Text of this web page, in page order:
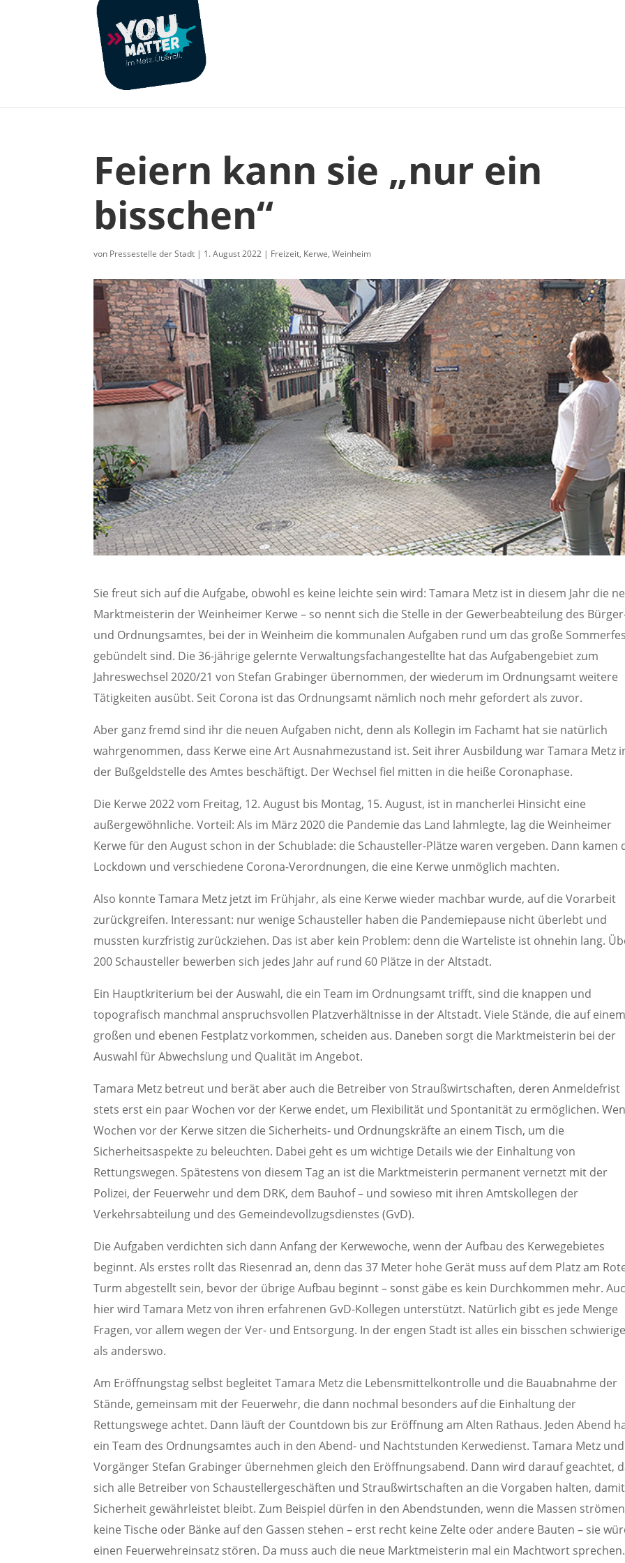
Feiern kann sie „nur ein
bisschen“
von Pressestelle der Stadt | 1. August 2022 | Freizeit, Kerwe,Weinheim
Sie freut sich auf die Aufgabe, obwohl es keine leichte sein wird: Tamara Metz ist in diesem Jahr die
Marktmeisterin der Weinheimer Kerwe – so nennt sich die Stelle in der Gewerbeabteilung des
und Ordnungsamtes, bei der in Weinheim die kommunalen Aufgaben rund um das große
gebündelt sind. Die 36-jährige gelernte Verwaltungsfachangestellte hat das Aufgabengebiet zum
Jahreswechsel 2020/21 von Stefan Grabinger übernommen, der wiederum im Ordnungsamt weitere
Tätigkeiten ausübt. Seit Corona ist das Ordnungsamt nämlich noch mehr gefordert als zuvor.
Aber ganz fremd sind ihr die neuen Aufgaben nicht, denn als Kollegin im Fachamt hat sie natürlich
wahrgenommen, dass Kerwe eine Art Ausnahmezustand ist. Seit ihrer Ausbildung war Tamara Metz
der Bußgeldstelle des Amtes beschäftigt. Der Wechsel fiel mitten in die heiße Coronaphase.
Die Kerwe 2022 vom Freitag, 12. August bis Montag, 15. August, ist in mancherlei Hinsicht eine
außergewöhnliche. Vorteil: Als im März 2020 die Pandemie das Land lahmlegte, lag die Weinheimer
Kerwe für den August schon in der Schublade: die Schausteller-Plätze waren vergeben. Dann kamen
Lockdown und verschiedene Corona-Verordnungen, die eine Kerwe unmöglich machten.
Also konnte Tamara Metz jetzt im Frühjahr, als eine Kerwe wieder machbar wurde, auf die Vorarbeit
zurückgreifen. Interessant: nur wenige Schausteller haben die Pandemiepause nicht überlebt und
mussten kurzfristig zurückziehen. Das ist aber kein Problem: denn die Warteliste ist ohnehin lang.
200 Schausteller bewerben sich jedes Jahr auf rund 60 Plätze in der Altstadt.
Ein Hauptkriterium bei der Auswahl, die ein Team im Ordnungsamt trifft, sind die knappen und
topografisch manchmal anspruchsvollen Platzverhältnisse in der Altstadt. Viele Stände, die auf einem
großen und ebenen Festplatz vorkommen, scheiden aus. Daneben sorgt die Marktmeisterin bei der
Auswahl für Abwechslung und Qualität im Angebot.
Tamara Metz betreut und berät aber auch die Betreiber von Straußwirtschaften, deren Anmeldefrist
stets erst ein paar Wochen vor der Kerwe endet, um Flexibilität und Spontanität zu ermöglichen.
Wochen vor der Kerwe sitzen die Sicherheits- und Ordnungskräfte an einem Tisch, um die
Sicherheitsaspekte zu beleuchten. Dabei geht es um wichtige Details wie der Einhaltung von
Rettungswegen. Spätestens von diesem Tag an ist die Marktmeisterin permanent vernetzt mit der
Polizei, der Feuerwehr und dem DRK, dem Bauhof – und sowieso mit ihren Amtskollegen der
Verkehrsabteilung und des Gemeindevollzugsdienstes (GvD).
Die Aufgaben verdichten sich dann Anfang der Kerwewoche, wenn der Aufbau des Kerwegebietes
beginnt. Als erstes rollt das Riesenrad an, denn das 37 Meter hohe Gerät muss auf dem Platz am
Turm abgestellt sein, bevor der übrige Aufbau beginnt – sonst gäbe es kein Durchkommen mehr.
hier wird Tamara Metz von ihren erfahrenen GvD-Kollegen unterstützt. Natürlich gibt es jede Menge
Fragen, vor allem wegen der Ver- und Entsorgung. In der engen Stadt ist alles ein bisschen
als anderswo.
Am Eröffnungstag selbst begleitet Tamara Metz die Lebensmittelkontrolle und die Bauabnahme der
Stände, gemeinsam mit der Feuerwehr, die dann nochmal besonders auf die Einhaltung der
Rettungswege achtet. Dann läuft der Countdown bis zur Eröffnung am Alten Rathaus. Jeden Abend
ein Team des Ordnungsamtes auch in den Abend- und Nachtstunden Kerwedienst. Tamara Metz
Vorgänger Stefan Grabinger übernehmen gleich den Eröffnungsabend. Dann wird darauf geachtet,
sich alle Betreiber von Schaustellergeschäften und Straußwirtschaften an die Vorgaben halten,
Sicherheit gewährleistet bleibt. Zum Beispiel dürfen in den Abendstunden, wenn die Massen
keine Tische oder Bänke auf den Gassen stehen – erst recht keine Zelte oder andere Bauten – sie
einen Feuerwehreinsatz stören. Da muss auch die neue Marktmeisterin mal ein Machtwort